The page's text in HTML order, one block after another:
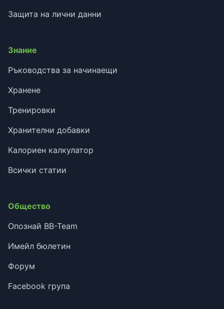
Защита на лични данни
Знание
Ръководства за начинаещи
Хранене
Тренировки
Хранителни добавки
Калориен калкулатор
Всички статии
Общество
Опознай BB-Team
Имейл бюлетин
Форум
Facebook група